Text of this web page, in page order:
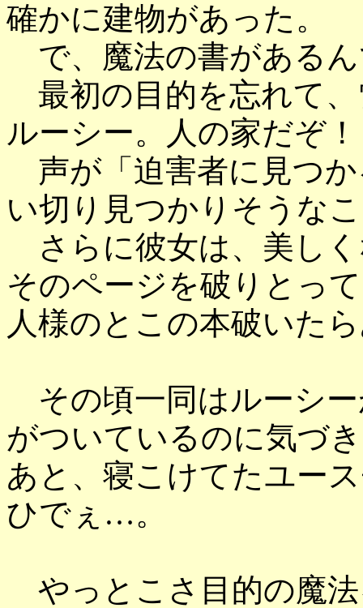
確かに建物があった。
で、魔法の書がある
最初の目的を忘れて
ルーシー。人の家だぞ！
声が「迫害者に見つ
い切り見つかりそうな
さらに彼女は、美し
そのページを破りとっ
人様のとこの本破いた
その頃一同はルーシ
がついているのに気づ
あと、寝こけてたユー
ひでぇ…。
やっとこさ目的の魔